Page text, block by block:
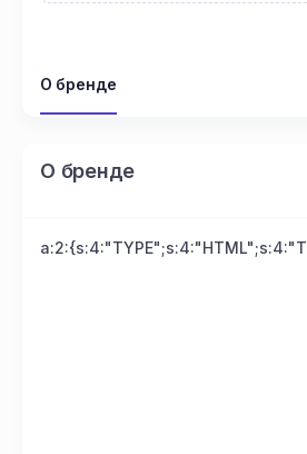
О бренде
О бренде